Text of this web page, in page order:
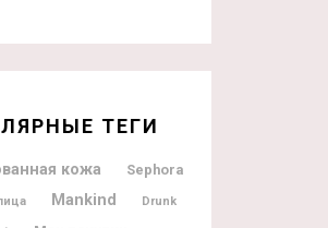
ТЕГИ
кожа Sephora
Mankind Drunk